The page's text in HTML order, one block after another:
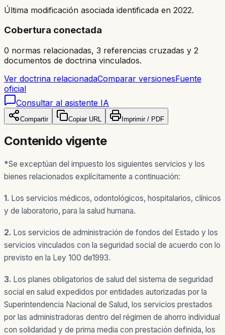
Última modificación asociada identificada en 2022.
Cobertura conectada
0 normas relacionadas, 3 referencias cruzadas y 2
documentos de doctrina vinculados.
Ver doctrina relacionadaComparar versionesFuente
oficial
Consultar al asistente IA
Compartir Copiar URL Imprimir / PDF
Contenido vigente
*Se exceptúan del impuesto los siguientes servicios y los
bienes relacionados explícitamente a continuación:
1. Los servicios médicos, odontológicos, hospitalarios, clínicos
y de laboratorio, para la salud humana.
2. Los servicios de administración de fondos del Estado y los
servicios vinculados con la seguridad social de acuerdo con lo
previsto en la Ley 100 de1993.
3. Los planes obligatorios de salud del sistema de seguridad
social en salud expedidos por entidades autorizadas por la
Superintendencia Nacional de Salud, los servicios prestados
por las administradoras dentro del régimen de ahorro individual
con solidaridad y de prima media con prestación definida, los